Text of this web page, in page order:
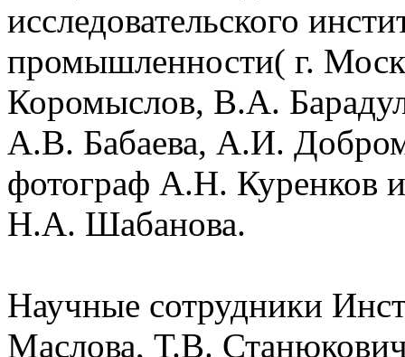
исследовательского
промышленности( г.
Коромыслов, В.А.
А.В. Бабаева, А.И.
фотограф А.Н. Куренков
Н.А. Шабанова.
Научные сотрудники
Маслова, Т.В.